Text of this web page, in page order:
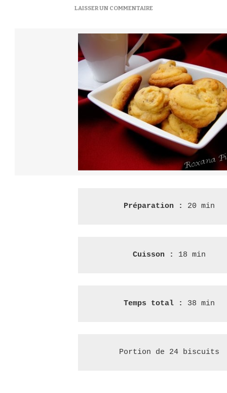
LAISSER UN COMMENTAIRESUR
NOIX
РАССЫПЧАТОЕ
ПЕЧЕНЬЕ
С
ОРЕШКАМИ
Préparation : 20 min
Cuisson : 18 min
Temps total : 38 min
Portion de 24 biscuits